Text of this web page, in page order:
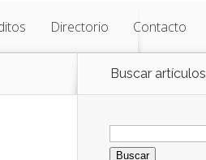
Directorio Contacto
Buscar artículos
Buscar: